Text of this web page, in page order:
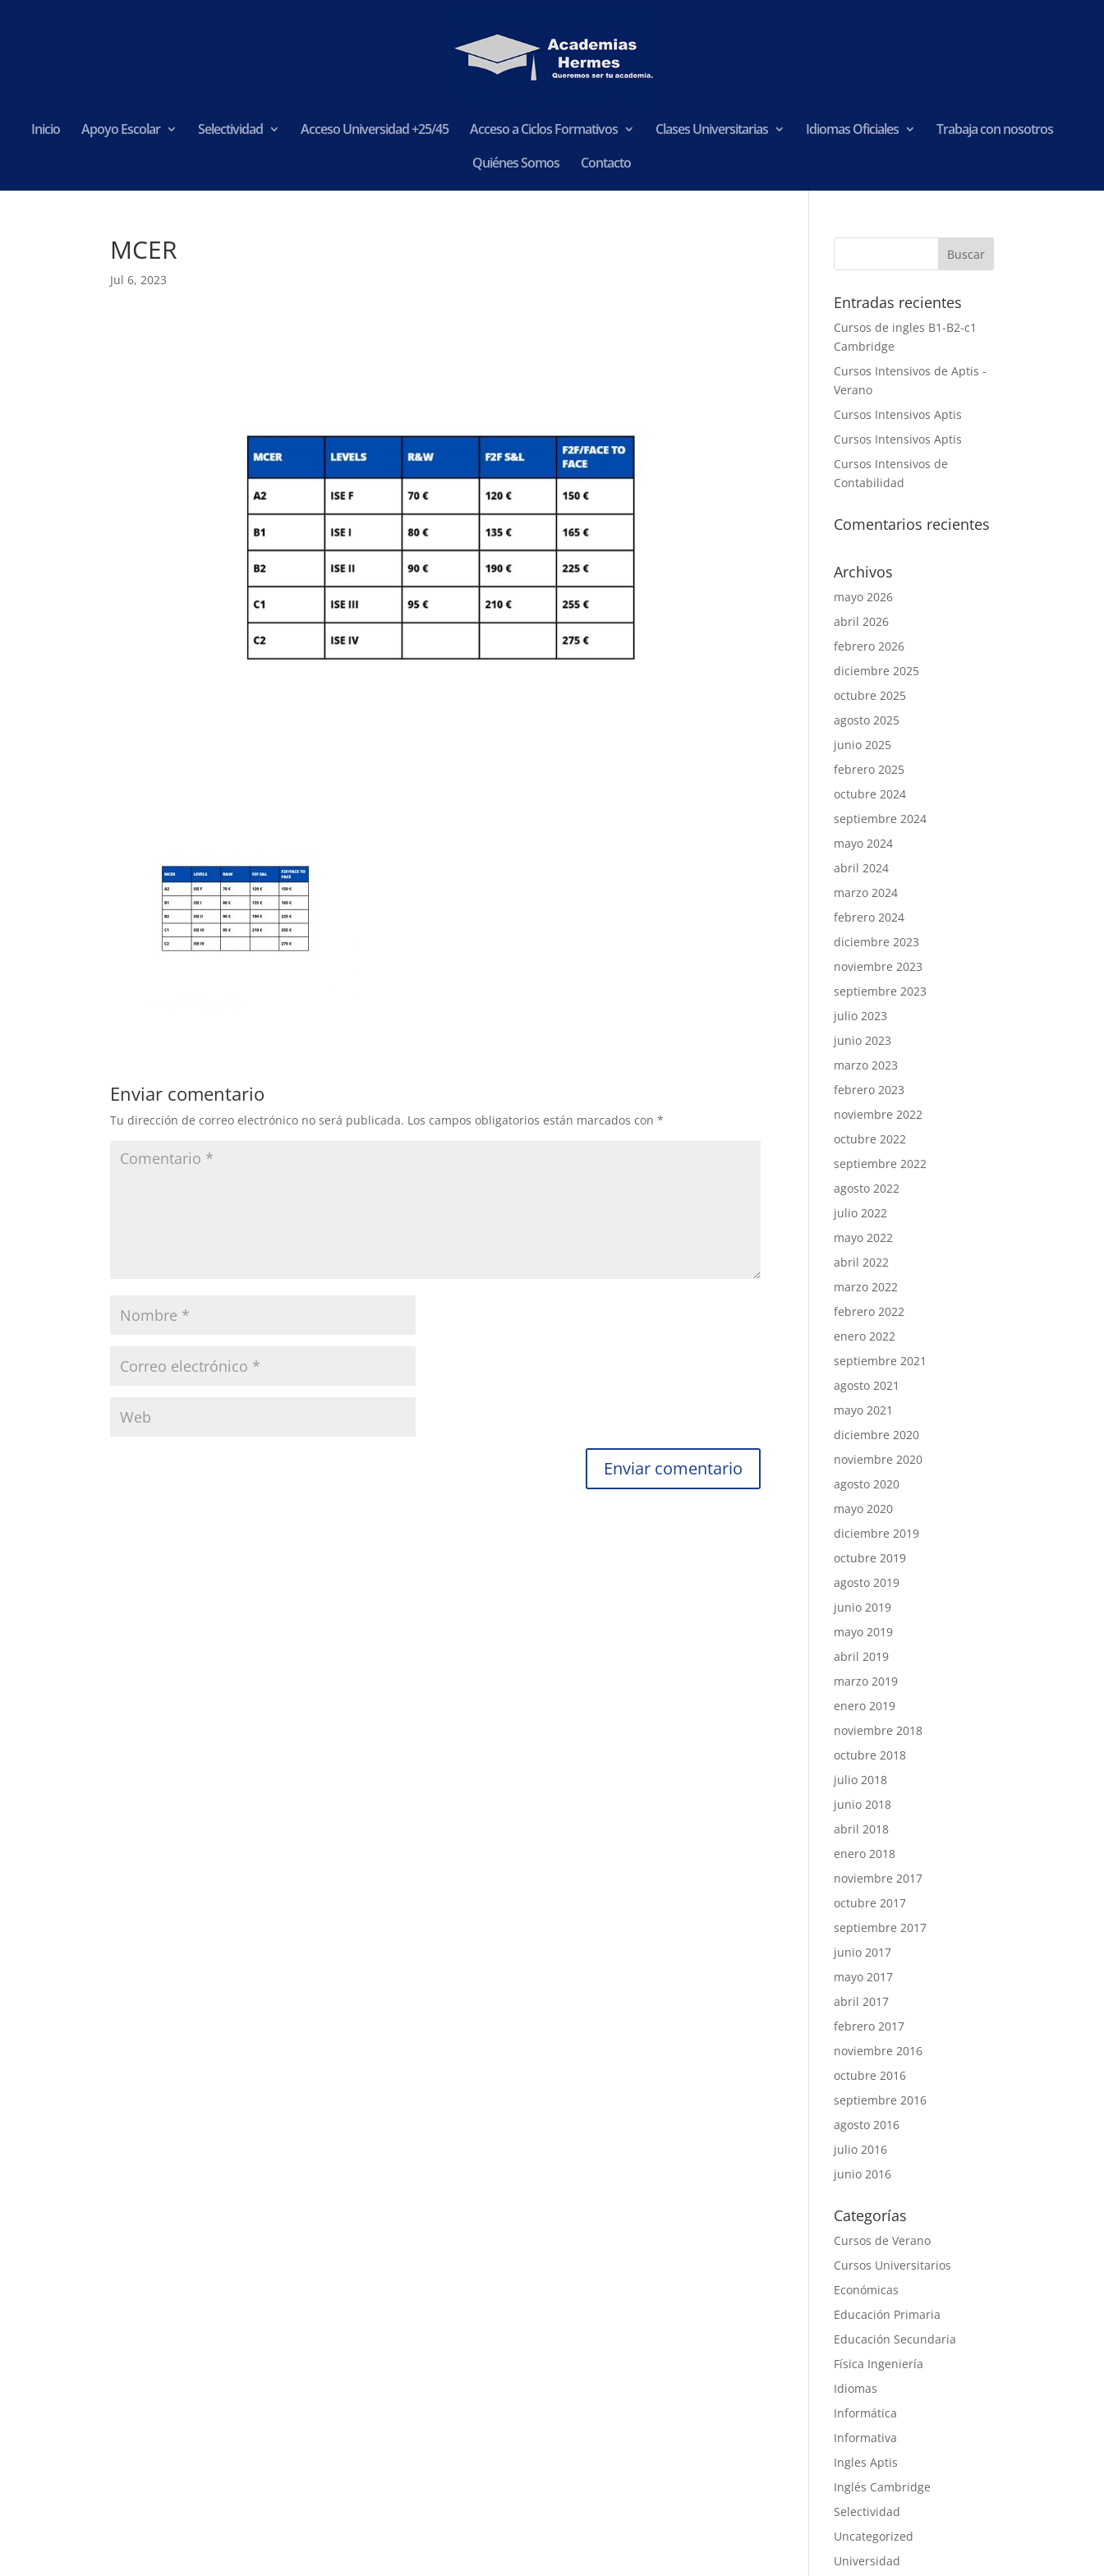
Inicio Apoyo Escolar Selectividad Acceso Universidad +25/45 Acceso a Ciclos Formativos Clases Universitarias Idiomas Oficiales
Trabaja con nosotros
Quiénes Somos
Contacto
MCER
Jul 6, 2023
Enviar comentario
Tu dirección de correo electrónico no será publicada. Los campos obligatorios están marcados con*
Entradas recientes
Cursos de ingles B1-B2-c1
Cambridge
Cursos Intensivos de Aptis -
Verano
Cursos Intensivos Aptis
Cursos Intensivos Aptis
Cursos Intensivos de
Contabilidad
Comentarios recientes
Archivos
mayo 2026
abril 2026
febrero 2026
diciembre 2025
octubre 2025
agosto 2025
junio 2025
febrero 2025
octubre 2024
septiembre 2024
mayo 2024
abril 2024
marzo 2024
febrero 2024
diciembre 2023
noviembre 2023
septiembre 2023
julio 2023
junio 2023
marzo 2023
febrero 2023
noviembre 2022
octubre 2022
septiembre 2022
agosto 2022
julio 2022
mayo 2022
abril 2022
marzo 2022
febrero 2022
enero 2022
septiembre 2021
agosto 2021
mayo 2021
diciembre 2020
noviembre 2020
agosto 2020
mayo 2020
diciembre 2019
octubre 2019
agosto 2019
junio 2019
mayo 2019
abril 2019
marzo 2019
enero 2019
noviembre 2018
octubre 2018
julio 2018
junio 2018
abril 2018
enero 2018
noviembre 2017
octubre 2017
septiembre 2017
junio 2017
mayo 2017
abril 2017
febrero 2017
noviembre 2016
octubre 2016
septiembre 2016
agosto 2016
julio 2016
junio 2016
Categorías
Cursos de Verano
Cursos Universitarios
Económicas
Educación Primaria
Educación Secundaria
Física Ingeniería
Idiomas
Informática
Informativa
Ingles Aptis
Inglés Cambridge
Selectividad
Uncategorized
Universidad